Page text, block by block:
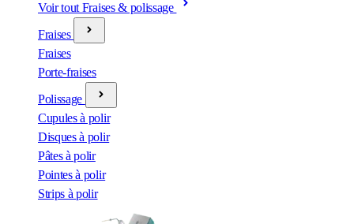
Voir tout Fraises & polissage
Fraises
Fraises
Porte-fraises
Polissage
Cupules à polir
Disques à polir
Pâtes à polir
Pointes à polir
Strips à polir